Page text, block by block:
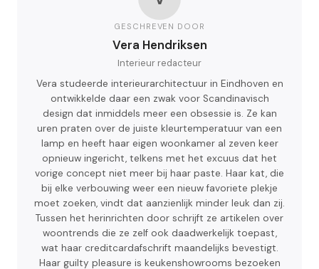
GESCHREVEN DOOR
Vera Hendriksen
Interieur redacteur
Vera studeerde interieurarchitectuur in Eindhoven en
ontwikkelde daar een zwak voor Scandinavisch
design dat inmiddels meer een obsessie is. Ze kan
uren praten over de juiste kleurtemperatuur van een
lamp en heeft haar eigen woonkamer al zeven keer
opnieuw ingericht, telkens met het excuus dat het
vorige concept niet meer bij haar paste. Haar kat, die
bij elke verbouwing weer een nieuw favoriete plekje
moet zoeken, vindt dat aanzienlijk minder leuk dan zij.
Tussen het herinrichten door schrijft ze artikelen over
woontrends die ze zelf ook daadwerkelijk toepast,
wat haar creditcardafschrift maandelijks bevestigt.
Haar guilty pleasure is keukenshowrooms bezoeken